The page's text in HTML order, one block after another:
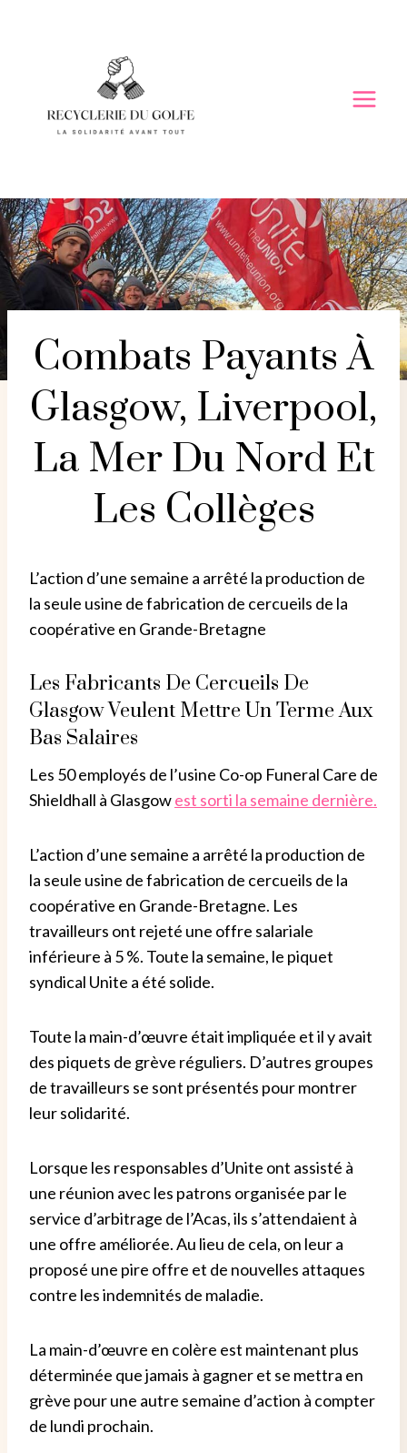
Combats Payants À
Glasgow, Liverpool,
La Mer Du Nord Et
Les Collèges
L’action d’une semaine a arrêté la production de
la seule usine de fabrication de cercueils de la
coopérative en Grande-Bretagne
Les Fabricants De Cercueils De
Glasgow Veulent Mettre Un Terme Aux
Bas Salaires
Les 50 employés de l’usine Co-op Funeral Care de
Shieldhall à Glasgowest sorti la semaine dernière.
L’action d’une semaine a arrêté la production de
la seule usine de fabrication de cercueils de la
coopérative en Grande-Bretagne. Les
travailleurs ont rejeté une offre salariale
inférieure à 5 %. Toute la semaine, le piquet
syndical Unite a été solide.
Toute la main-d’œuvre était impliquée et il y avait
des piquets de grève réguliers. D’autres groupes
de travailleurs se sont présentés pour montrer
leur solidarité.
Lorsque les responsables d’Unite ont assisté à
une réunion avec les patrons organisée par le
service d’arbitrage de l’Acas, ils s’attendaient à
une offre améliorée. Au lieu de cela, on leur a
proposé une pire offre et de nouvelles attaques
contre les indemnités de maladie.
La main-d’œuvre en colère est maintenant plus
déterminée que jamais à gagner et se mettra en
grève pour une autre semaine d’action à compter
de lundi prochain.